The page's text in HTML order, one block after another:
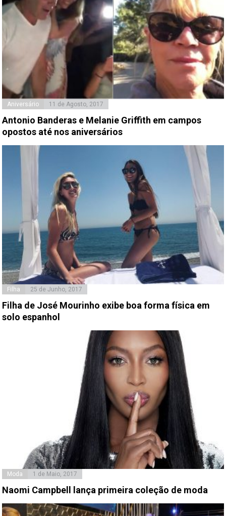
Aniversário 11 de Agosto, 2017
Antonio Banderas e Melanie Griffith em campos
opostos até nos aniversários
Filha 25 de Junho, 2017
Filha de José Mourinho exibe boa forma física em
solo espanhol
Moda 1 de Maio, 2017
Naomi Campbell lança primeira coleção de moda